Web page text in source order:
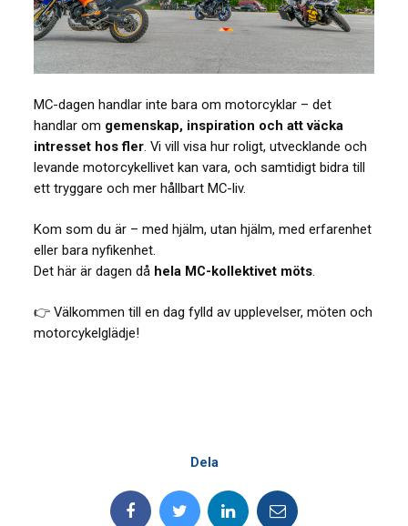
MC-dagen handlar inte bara om motorcyklar – det
handlar om gemenskap, inspiration och att väcka
intresset hos fler. Vi vill visa hur roligt, utvecklande och
levande motorcykellivet kan vara, och samtidigt bidra till
ett tryggare och mer hållbart MC-liv.
Kom som du är – med hjälm, utan hjälm, med erfarenhet
eller bara nyfikenhet.
Det här är dagen då hela MC-kollektivet möts.
👉 Välkommen till en dag fylld av upplevelser, möten och
motorcykelglädje!
Dela